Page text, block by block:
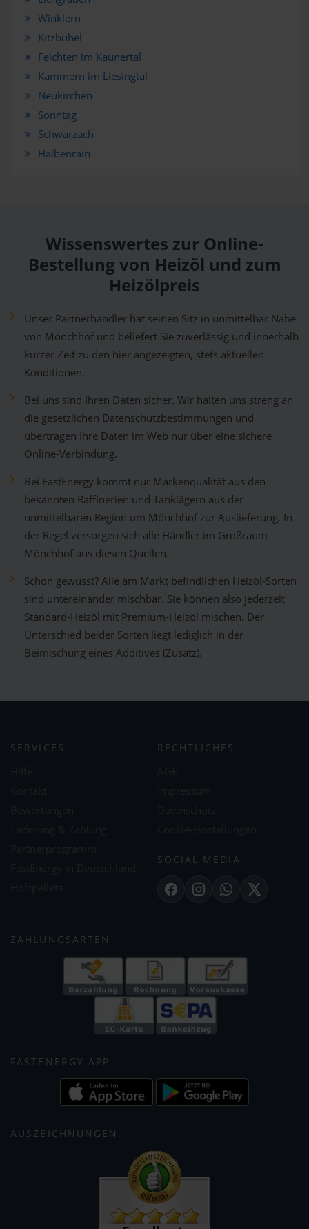
Winklern
Kitzbühel
Feichten im Kaunertal
Kammern im Liesingtal
Neukirchen
Sonntag
Schwarzach
Halbenrain
Wissenswertes zur Online-
Bestellung von Heizöl und zum
Heizölpreis
Unser Partnerhändler hat seinen Sitz in unmittelbar Nähe
von Mönchhof und beliefert Sie zuverlässig und innerhalb
kurzer Zeit zu den hier angezeigten, stets aktuellen
Konditionen.
Bei uns sind Ihren Daten sicher. Wir halten uns streng an
die gesetzlichen Datenschutzbestimmungen und
übertragen Ihre Daten im Web nur über eine sichere
Online-Verbindung.
Bei FastEnergy kommt nur Markenqualität aus den
bekannten Raffinerien und Tanklägern aus der
unmittelbaren Region um Mönchhof zur Auslieferung. In
der Regel versorgen sich alle Händler im Großraum
Mönchhof aus diesen Quellen.
Schon gewusst? Alle am Markt befindlichen Heizöl-Sorten
sind untereinander mischbar. Sie können also jederzeit
Standard-Heizöl mit Premium-Heizöl mischen. Der
Unterschied beider Sorten liegt lediglich in der
Beimischung eines Additives (Zusatz).
SERVICES RECHTLICHES
SOCIAL MEDIA
FacebookInstagramWhatsApp
X
ZAHLUNGSARTEN
FASTENERGY APP
AUSZEICHNUNGEN